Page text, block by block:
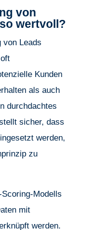
von
wertvoll?
von Leads
Kunden
als auch
durchdachtes
sicher, dass
werden,
zu
Modells
mit
werden.